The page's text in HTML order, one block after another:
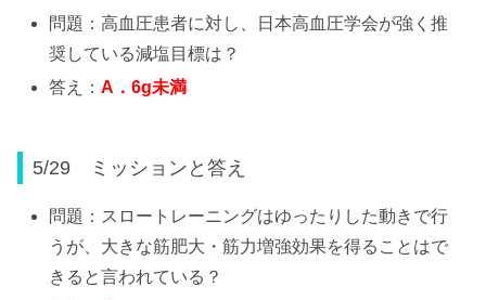
問題：高血圧患者に対し、日本高血圧学会が強く推
奨している減塩目標は？
答え：A ．6g未満
5/29 ミッションと答え
問題：スロートレーニングはゆったりした動きで行
うが、大きな筋肥大・筋力増強効果を得ることはで
きると言われている？